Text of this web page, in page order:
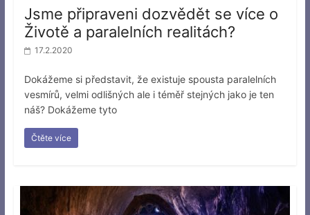
Jsme připraveni dozvědět se více o
Životě a paralelních realitách?
17.2.2020
Dokážeme si představit, že existuje spousta paralelních
vesmírů, velmi odlišných ale i téměř stejných jako je ten
náš? Dokážeme tyto
Čtěte více